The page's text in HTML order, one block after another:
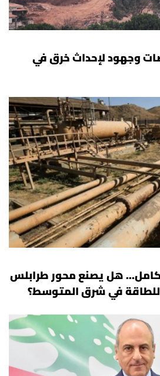
وجهود لإحداث خرق في
هل يصنع محور طرابلس
للطاقة في شرق المتوسط؟